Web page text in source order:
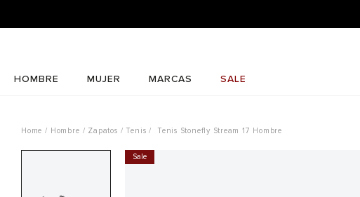
HOMBRE MUJER MARCAS SALE
Hombre Zapatos Tenis Tenis Stonefly Stream 17 Hombre
Sale